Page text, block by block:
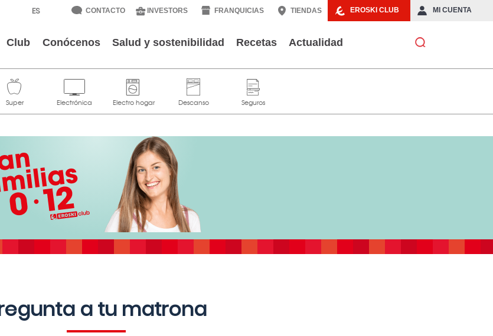
EROSKI CLUB MI CUENTA
CONTACTO INVESTORS FRANQUICIAS TIENDAS
Club Conócenos Salud y sostenibilidad Recetas Actualidad
a tu matrona